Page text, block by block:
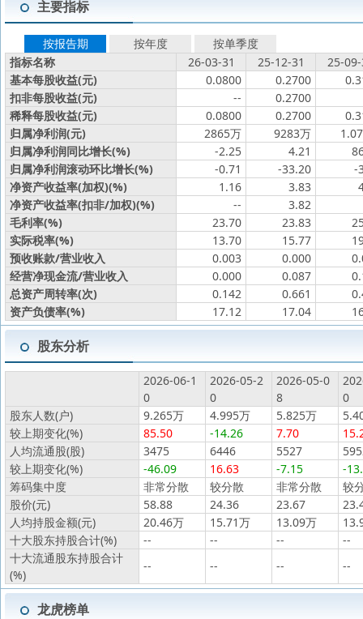
主要指标
按报告期 按年度
按单季度
指标名称
26-03-31 25-12-31
25-
基本每股收益(元)
0.0800 0.2700
扣非每股收益(元)
--
0.2700
稀释每股收益(元)
0.0800 0.2700
归属净利润(元)
2865万 9283万
归属净利润同比增长(%)
-2.25 4.21
归属净利润滚动环比增长(%)
-0.71 -33.20
-
净资产收益率(加权)(%)
1.16 3.83
净资产收益率(扣非/加权)(%)
--
3.82
毛利率(%)
23.70 23.83
实际税率(%)
13.70 15.77
预收账款/营业收入
0.003 0.000
经营净现金流/营业收入
0.000 0.087
总资产周转率(次)
0.142 0.661
资产负债率(%)
17.12 17.04
股东分析
2026-06-1
0
2026-05-2
0
2026-05-0
8
0
股东人数(户)
9.265万 4.995万 5.825万
较上期变化(%)
85.50 -14.26 7.70
人均流通股(股)
3475 6446 5527
较上期变化(%)
-46.09 16.63 -7.15
-
筹码集中度
非常分散 较分散 非常分散
较
股价(元)
58.88 24.36 23.67
人均持股金额(元)
20.46万 15.71万 13.09万
十大股东持股合计(%)
-- -- --
--
十大流通股东持股合计
(%)
-- -- -- --
龙虎榜单